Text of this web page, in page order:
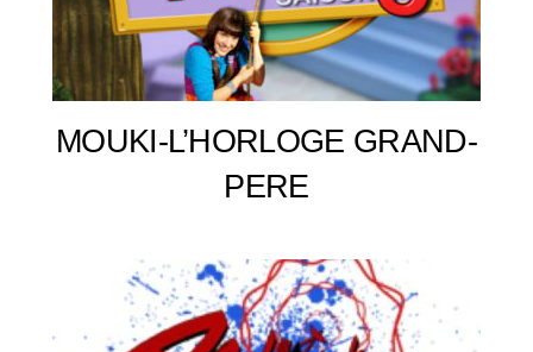
MOUKI-L’HORLOGE GRAND-
PERE